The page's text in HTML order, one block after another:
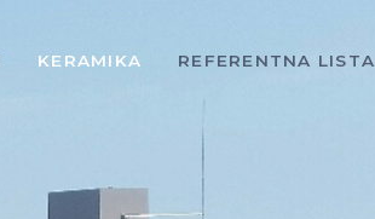
KERAMIKA REFERENTNA LISTA